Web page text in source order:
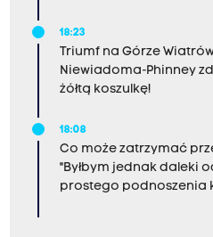
18:23
Triumf na Górze
Niewiadoma-Phinney
żółtą koszulkę!
18:08
Co może zatrzymać
"Byłbym jednak daleki
prostego podnoszenia